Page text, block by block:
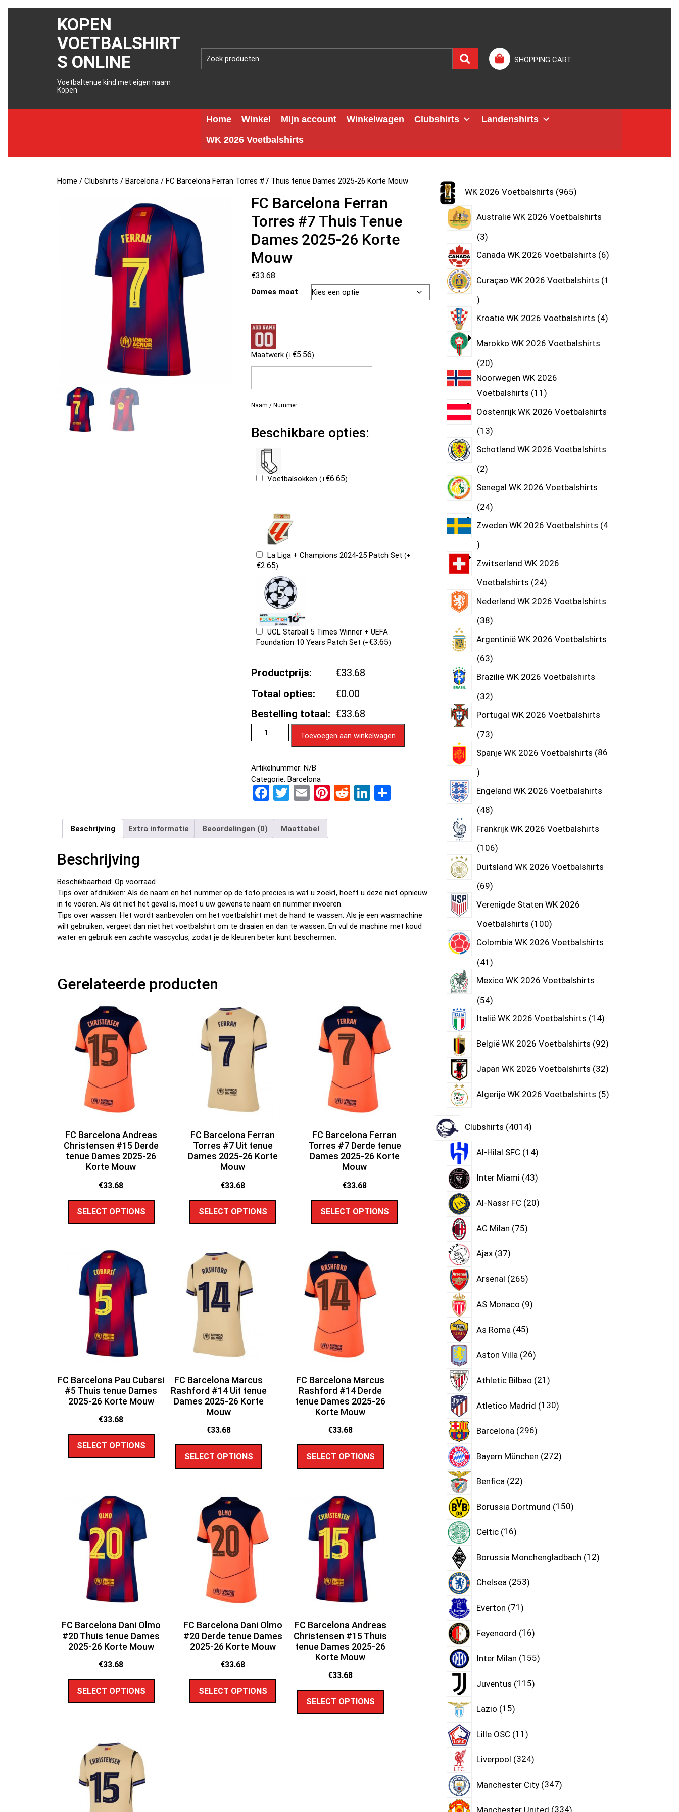
KOPEN
VOETBALSHIRT
S ONLINE
Voetbaltenue kind met eigen naam
Kopen
SHOPPING CART
Home Winkel Mijn account Winkelwagen Clubshirts
Landenshirts
WK 2026 Voetbalshirts
Home /Clubshirts /Barcelona / FC Barcelona Ferran Torres #7 Thuis tenue Dames 2025-26 Korte Mouw
FC Barcelona Ferran
Torres #7 Thuis Tenue
Dames 2025-26 Korte
Mouw
€33.68
Dames maat
Maatwerk (+€5.56)
Naam / Nummer
Beschikbare opties:
Voetbalsokken (+€6.65)
La Liga + Champions 2024-25 Patch Set (+
€2.65)
UCL Starball 5 Times Winner + UEFA
Foundation 10 Years Patch Set (+€3.65)
Productprijs:
€33.68
Totaal opties:
€0.00
Bestelling totaal: €33.68
Toevoegen aan winkelwagen
Artikelnummer: N/B
Categorie: Barcelona
F
ce
b
k
T
tt
er
E
ail
Pi
es
R
di
Li
dI
D
n
Beschrijving Extra informatie Beoordelingen (0) Maattabel
Beschrijving
Beschikbaarheid: Op voorraad
Tips over afdrukken: Als de naam en het nummer op de foto precies is wat u zoekt, hoeft u deze niet opnieuw
in te voeren. Als dit niet het geval is, moet u uw gewenste naam en nummer invoeren.
Tips over wassen: Het wordt aanbevolen om het voetbalshirt met de hand te wassen. Als je een wasmachine
wilt gebruiken, vergeet dan niet het voetbalshirt om te draaien en dan te wassen. En vul de machine met koud
water en gebruik een zachte wascyclus, zodat je de kleuren beter kunt beschermen.
Gerelateerde producten
FC Barcelona Andreas
Christensen #15 Derde
tenue Dames 2025-26
Korte Mouw
€33.68
SELECT OPTIONS
FC Barcelona Ferran
Torres #7 Uit tenue
Dames 2025-26 Korte
Mouw
€33.68
SELECT OPTIONS
FC Barcelona Ferran
Torres #7 Derde tenue
Dames 2025-26 Korte
Mouw
€33.68
SELECT OPTIONS
FC Barcelona Pau Cubarsi
#5 Thuis tenue Dames
2025-26 Korte Mouw
€33.68
SELECT OPTIONS
FC Barcelona Marcus
Rashford #14 Uit tenue
Dames 2025-26 Korte
Mouw
€33.68
SELECT OPTIONS
FC Barcelona Marcus
Rashford #14 Derde
tenue Dames 2025-26
Korte Mouw
€33.68
SELECT OPTIONS
FC Barcelona Dani Olmo
#20 Thuis tenue Dames
2025-26 Korte Mouw
€33.68
SELECT OPTIONS
FC Barcelona Dani Olmo
#20 Derde tenue Dames
2025-26 Korte Mouw
€33.68
SELECT OPTIONS
FC Barcelona Andreas
Christensen #15 Thuis
tenue Dames 2025-26
Korte Mouw
€33.68
SELECT OPTIONS
WK 2026 Voetbalshirts 965
Australië WK 2026 Voetbalshirts
3
Canada WK 2026 Voetbalshirts 6
Curaçao WK 2026 Voetbalshirts 1
Kroatië WK 2026 Voetbalshirts 4
Marokko WK 2026 Voetbalshirts
20
Noorwegen WK 2026
Voetbalshirts 11
Oostenrijk WK 2026 Voetbalshirts
13
Schotland WK 2026 Voetbalshirts
2
Senegal WK 2026 Voetbalshirts
24
Zweden WK 2026 Voetbalshirts 4
Zwitserland WK 2026
Voetbalshirts 24
Nederland WK 2026 Voetbalshirts
38
Argentinië WK 2026 Voetbalshirts
63
Brazilië WK 2026 Voetbalshirts
32
Portugal WK 2026 Voetbalshirts
73
Spanje WK 2026 Voetbalshirts 86
Engeland WK 2026 Voetbalshirts
48
Frankrijk WK 2026 Voetbalshirts
106
Duitsland WK 2026 Voetbalshirts
69
Verenigde Staten WK 2026
Voetbalshirts 100
Colombia WK 2026 Voetbalshirts
41
Mexico WK 2026 Voetbalshirts
54
Italië WK 2026 Voetbalshirts 14
België WK 2026 Voetbalshirts 92
Japan WK 2026 Voetbalshirts 32
Algerije WK 2026 Voetbalshirts 5
Clubshirts 4014
Al-Hilal SFC 14
Inter Miami 43
Al-Nassr FC 20
AC Milan 75
Ajax 37
Arsenal 265
AS Monaco 9
As Roma 45
Aston Villa 26
Athletic Bilbao 21
Atletico Madrid 130
Barcelona 296
Bayern München 272
Benfica 22
Borussia Dortmund 150
Celtic 16
Borussia Monchengladbach 12
Chelsea 253
Everton 71
Feyenoord 16
Inter Milan 155
Juventus 115
Lazio 15
Lille OSC 11
Liverpool 324
Manchester City 347
Manchester United 334